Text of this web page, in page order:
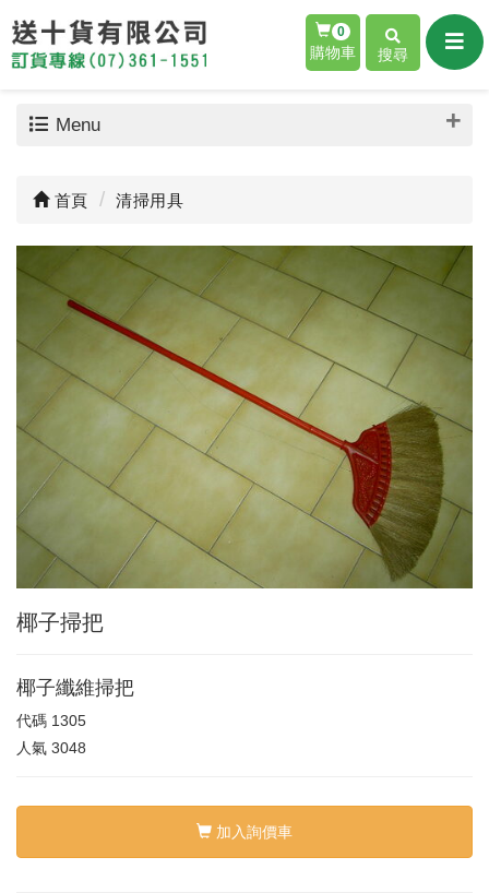
0
購物車 搜尋
Menu
首頁 清掃用具
椰子掃把
椰子纖維掃把
代碼 1305
人氣 3048
加入詢價車